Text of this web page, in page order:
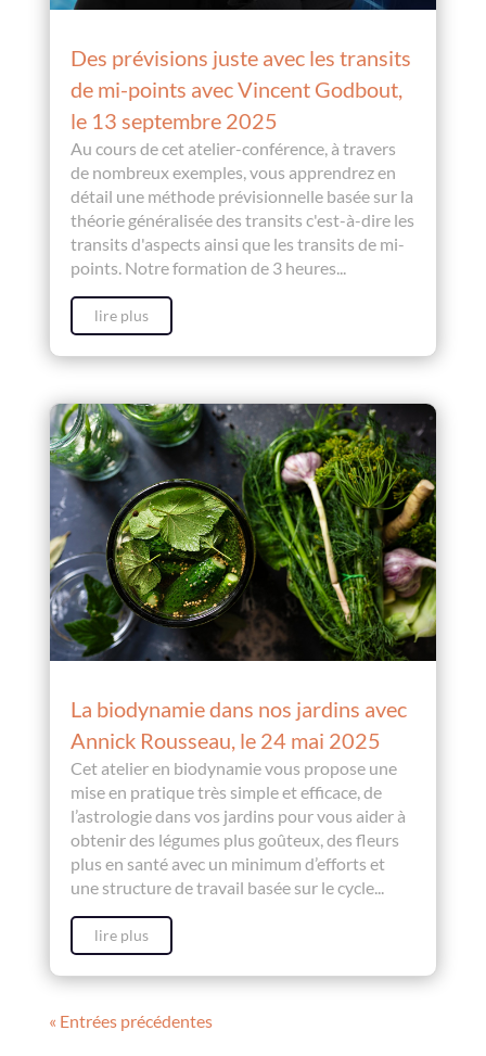
Des prévisions juste avec les transits
de mi-points avec Vincent Godbout,
le 13 septembre 2025
Au cours de cet atelier-conférence, à travers
de nombreux exemples, vous apprendrez en
détail une méthode prévisionnelle basée sur la
théorie généralisée des transits c'est-à-dire les
transits d'aspects ainsi que les transits de mi-
points. Notre formation de 3 heures...
lire plus
La biodynamie dans nos jardins avec
Annick Rousseau, le 24 mai 2025
Cet atelier en biodynamie vous propose une
mise en pratique très simple et efficace, de
l’astrologie dans vos jardins pour vous aider à
obtenir des légumes plus goûteux, des fleurs
plus en santé avec un minimum d’efforts et
une structure de travail basée sur le cycle...
lire plus
« Entrées précédentes